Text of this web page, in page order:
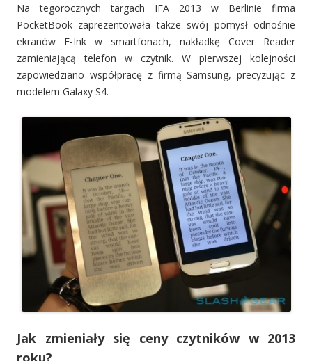
Na tegorocznych targach IFA 2013 w Berlinie firma
PocketBook zaprezentowała także swój pomysł odnośnie
ekranów E-Ink w smartfonach, nakładkę Cover Reader
zamieniającą telefon w czytnik. W pierwszej kolejności
zapowiedziano współpracę z firmą Samsung, precyzując z
modelem Galaxy S4.
Jak zmieniały się ceny czytników w 2013
roku?